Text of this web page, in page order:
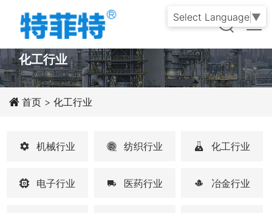
APPLICATION
化工行业
首页 > 化工行业
机械行业 纺织行业 化工行业
电子行业 医药行业 冶金行业
Select Language ▼